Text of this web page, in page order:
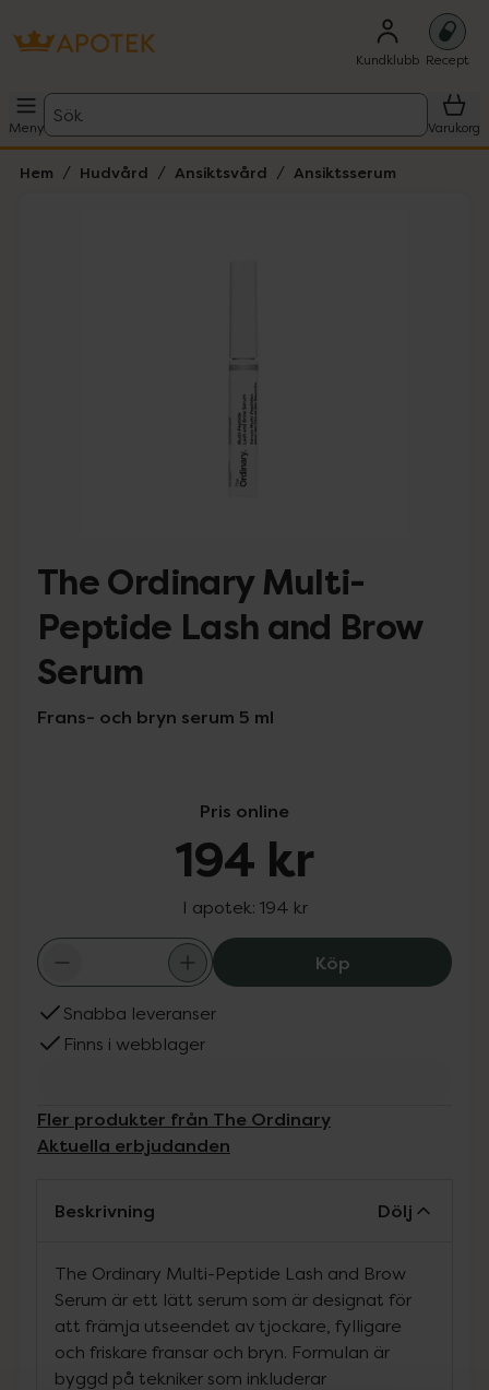
Kundklubb Recept
Meny
Sök
Varukorg
Hem Hudvård Ansiktsvård Ansiktsserum
The Ordinary Multi-
Peptide Lash and Brow
Serum
Frans- och bryn serum 5 ml
Pris online
194 kr
I apotek: 194 kr
KöpThe Ordinary
Snabba leveranser
Finns i webblager
Fler produkter från The Ordinary
Aktuella erbjudanden
Beskrivning Dölj
The Ordinary Multi-Peptide Lash and Brow
Serum är ett lätt serum som är designat för
att främja utseendet av tjockare, fylligare
och friskare fransar och bryn. Formulan är
byggd på tekniker som inkluderar